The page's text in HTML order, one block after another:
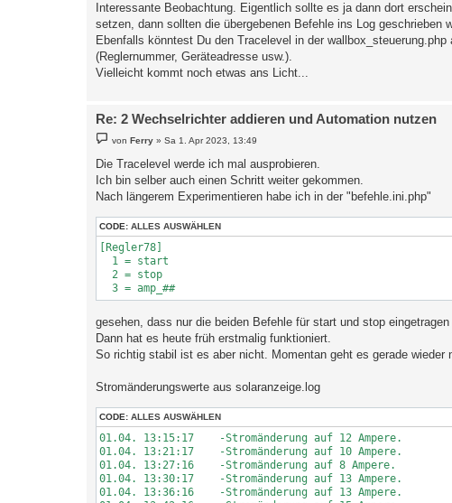
t
r
g
Interessante Beobachtung. Eigentlich sollte es ja dann dort
setzen, dann sollten die übergebenen Befehle ins Log
Ebenfalls könntest Du den Tracelevel in der
(Reglernummer, Geräteadresse usw.).
Vielleicht kommt noch etwas ans Licht...
Re: 2 Wechselrichter addieren und Automation nutzen
e
t
r
g
vonFerry »Sa 1. Apr 2023, 13:49
Die Tracelevel werde ich mal ausprobieren.
Ich bin selber auch einen Schritt weiter gekommen.
Nach längerem Experimentieren habe ich in der "befehle.ini.php"
CODE: ALLES AUSWÄHLEN
[Regler78]
  1 = start
  2 = stop
gesehen, dass nur die beiden Befehle für start und stop
Dann hat es heute früh erstmalig funktioniert.
So richtig stabil ist es aber nicht. Momentan geht es gerade wieder
Stromänderungswerte aus solaranzeige.log
CODE: ALLES AUSWÄHLEN
01.04. 13:15:17    -Stromänderung auf 12 Ampere.
01.04. 13:21:17    -Stromänderung auf 10 Ampere.
01.04. 13:27:16    -Stromänderung auf 8 Ampere.
01.04. 13:30:17    -Stromänderung auf 13 Ampere.
01.04. 13:36:16    -Stromänderung auf 13 Ampere.